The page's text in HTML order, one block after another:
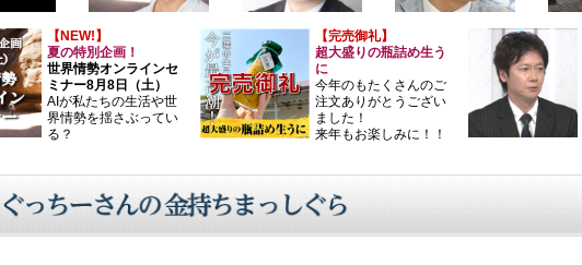
【NEW!】
夏の特別企画！
世界情勢オンラインセ
ミナー8月8日（土）
AIが私たちの生活や世
界情勢を揺さぶってい
る？
【完売御礼】
超大盛りの瓶詰め生う
に
今年のもたくさんのご
注文ありがとうござい
ました！
来年もお楽しみに！！